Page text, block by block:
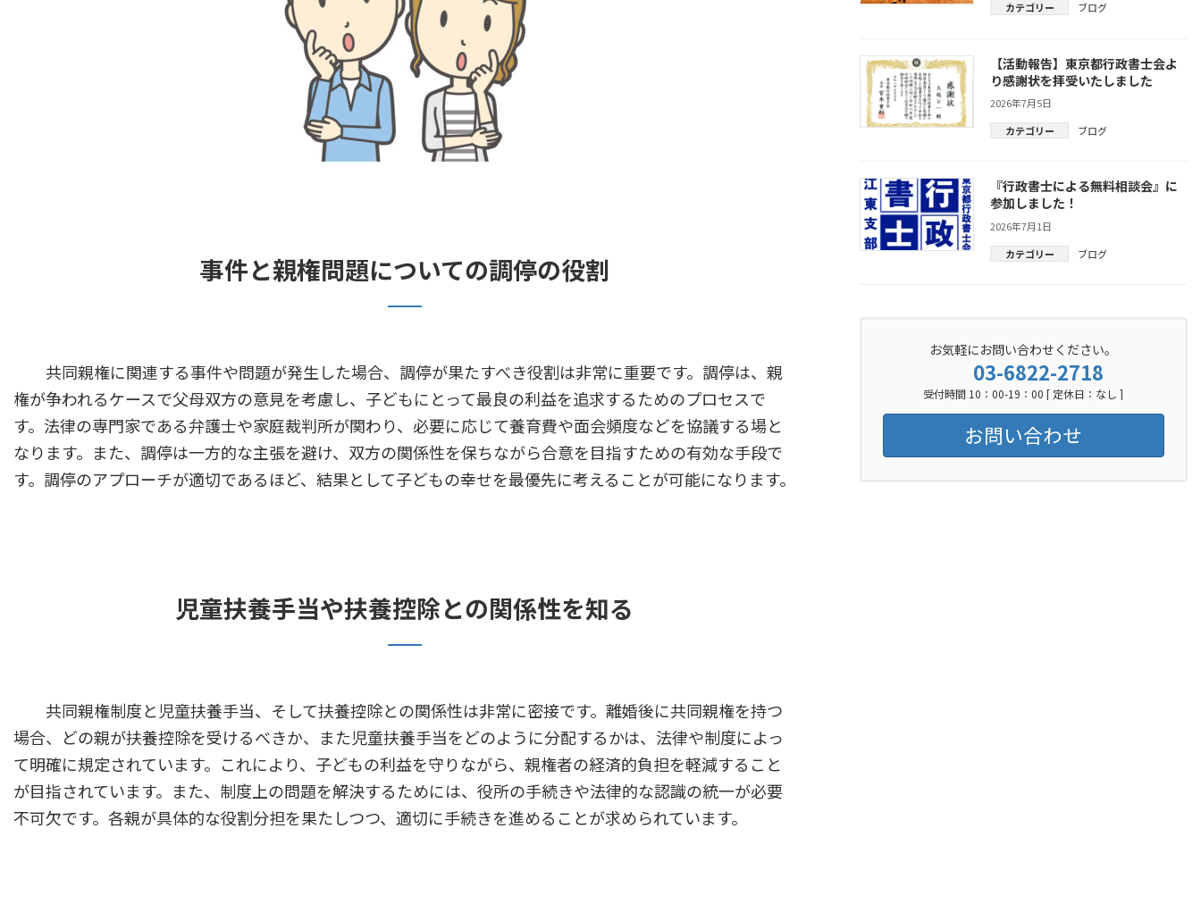
事件と親権問題についての調停の役割
共同親権に関連する事件や問題が発生した場合、調停が果たすべき役割は非常に重要です。調停は、親
権が争われるケースで父母双方の意見を考慮し、子どもにとって最良の利益を追求するためのプロセスで
す。法律の専門家である弁護士や家庭裁判所が関わり、必要に応じて養育費や面会頻度などを協議する場と
なります。また、調停は一方的な主張を避け、双方の関係性を保ちながら合意を目指すための有効な手段で
す。調停のアプローチが適切であるほど、結果として子どもの幸せを最優先に考えることが可能になります。
児童扶養手当や扶養控除との関係性を知る
共同親権制度と児童扶養手当、そして扶養控除との関係性は非常に密接です。離婚後に共同親権を持つ
場合、どの親が扶養控除を受けるべきか、また児童扶養手当をどのように分配するかは、法律や制度によっ
て明確に規定されています。これにより、子どもの利益を守りながら、親権者の経済的負担を軽減すること
が目指されています。また、制度上の問題を解決するためには、役所の手続きや法律的な認識の統一が必要
不可欠です。各親が具体的な役割分担を果たしつつ、適切に手続きを進めることが求められています。
カテゴリー
ブログ
【活動報告】東京都行政書士会よ
り感謝状を拝受いたしました
2026年7月5日
カテゴリー
ブログ
『行政書士による無料相談会』に
参加しました！
2026年7月1日
カテゴリー
ブログ
お気軽にお問い合わせください。
03-6822-2718
受付時間 10：00-19：00 [ 定休日：なし ]
お問い合わせ